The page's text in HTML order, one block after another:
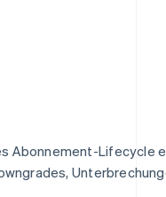
Abonnement-Lifecycle